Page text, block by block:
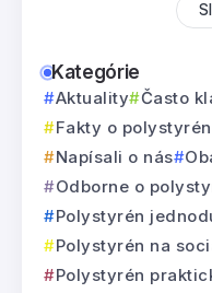
Kategórie
Aktuality Často
Fakty o
Napísali o nás
Odborne o
Polystyrén
Polystyrén na
Polystyrén